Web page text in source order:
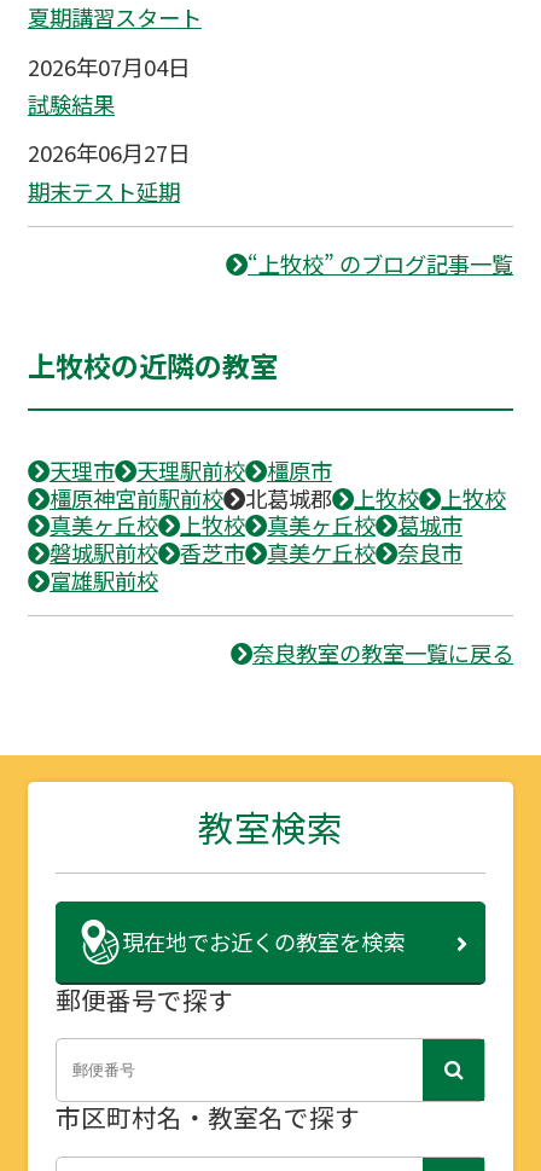
夏期講習スタート
2026年07月04日
試験結果
2026年06月27日
期末テスト延期
“上牧校” のブログ記事一覧
上牧校の近隣の教室
天理市 天理駅前校
橿原市
橿原神宮前駅前校
北葛城郡 上牧校
上牧校
真美ヶ丘校
上牧校 真美ヶ丘校
葛城市
磐城駅前校
香芝市 真美ケ丘校
奈良市
富雄駅前校
奈良教室の教室一覧に戻る
教室検索
現在地でお近くの教室を検索
郵便番号で探す
市区町村名・教室名で探す